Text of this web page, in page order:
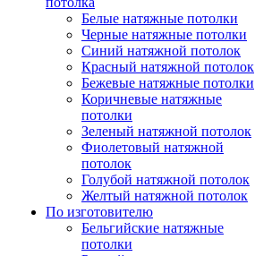
Белые натяжные потолки
Черные натяжные потолки
Синий натяжной потолок
Красный натяжной потолок
Бежевые натяжные потолки
Коричневые натяжные
потолки
Зеленый натяжной потолок
Фиолетовый натяжной
потолок
Голубой натяжной потолок
Желтый натяжной потолок
По изготовителю
Бельгийские натяжные
потолки